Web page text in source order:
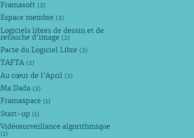
Framasoft (2)
Espace membre (2)
Logiciels libres de dessin et de
retouche d’image (2)
Pacte du Logiciel Libre (2)
TAFTA (2)
Au cœur de l’April (2)
Ma Dada (2)
Framaspace (1)
Start-up (1)
Vidéosurveillance algorithmique
(1)